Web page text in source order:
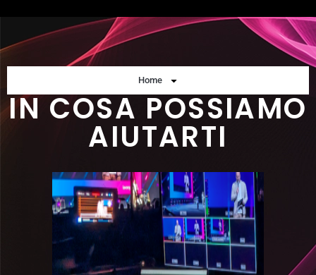
Home
IN COSA POSSIAMO
AIUTARTI